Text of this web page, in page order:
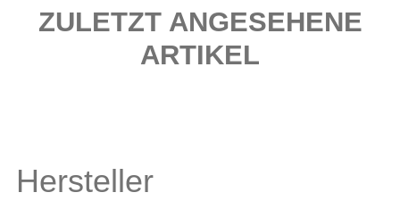
ZULETZT ANGESEHENE
ARTIKEL
Hersteller